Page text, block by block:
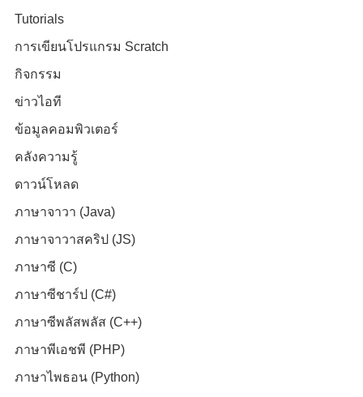
Tutorials
การเขียนโปรแกรม Scratch
กิจกรรม
ข่าวไอที
ข้อมูลคอมพิวเตอร์
คลังความรู้
ดาวน์โหลด
ภาษาจาวา (Java)
ภาษาจาวาสคริป (JS)
ภาษาซี (C)
ภาษาซีชาร์ป (C#)
ภาษาซีพลัสพลัส (C++)
ภาษาพีเอชพี (PHP)
ภาษาไพธอน (Python)